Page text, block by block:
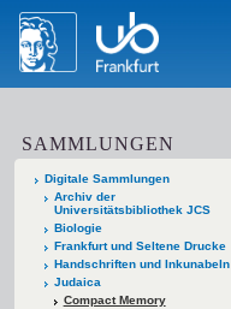
SAMMLUNGEN
Digitale Sammlungen
Archiv der
Universitätsbibliothek JCS
Biologie
Frankfurt und Seltene Drucke
Handschriften und Inkunabeln
Judaica
Compact Memory